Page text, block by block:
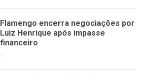
Flamengo encerra negociações por
Luiz Henrique após impasse
financeiro
...